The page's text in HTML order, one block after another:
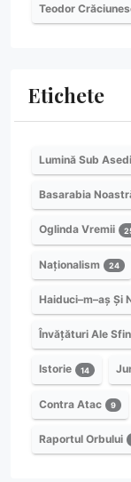
Teodor
Etichete
Lumină Sub
Basarabia
Oglinda Vremii
Naționalism 24
Haiduci–m–aș Și
Învățături Ale
Istorie 14
Contra Atac 9
Raportul Orbului